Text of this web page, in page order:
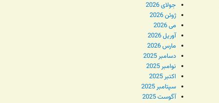
جولای 2026
ژوئن 2026
می 2026
آوریل 2026
مارس 2026
دسامبر 2025
نوامبر 2025
اکتبر 2025
سپتامبر 2025
آگوست 2025